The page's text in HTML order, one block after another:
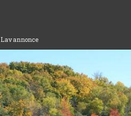
Lav annonce